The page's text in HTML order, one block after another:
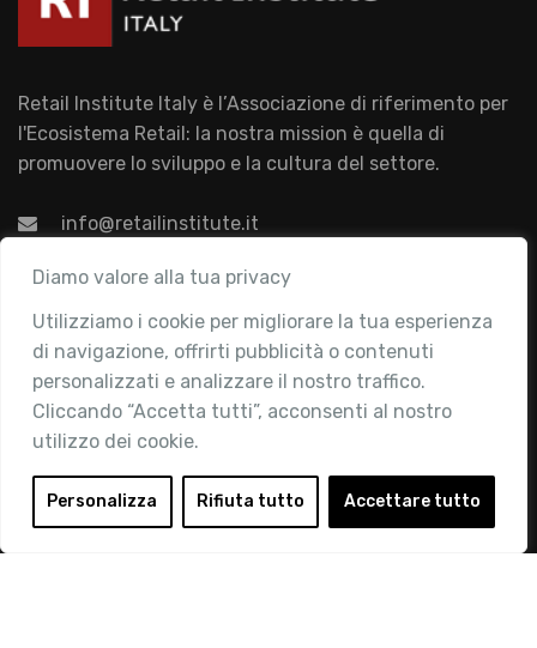
Diamo valore alla tua privacy
Utilizziamo i cookie per migliorare la tua esperienza
di navigazione, offrirti pubblicità o contenuti
personalizzati e analizzare il nostro traffico.
Cliccando “Accetta tutti”, acconsenti al nostro
utilizzo dei cookie.
Personalizza Rifiuta tutto Accettare tutto
Retail Institute Italy è l’Associazione di riferimento per
l'Ecosistema Retail: la nostra mission è quella di
promuovere lo sviluppo e la cultura del settore.
info@retailinstitute.it
Associazione
Chi siamo
Attività
Contatti
Area Riservata
Login
Diventa Socio